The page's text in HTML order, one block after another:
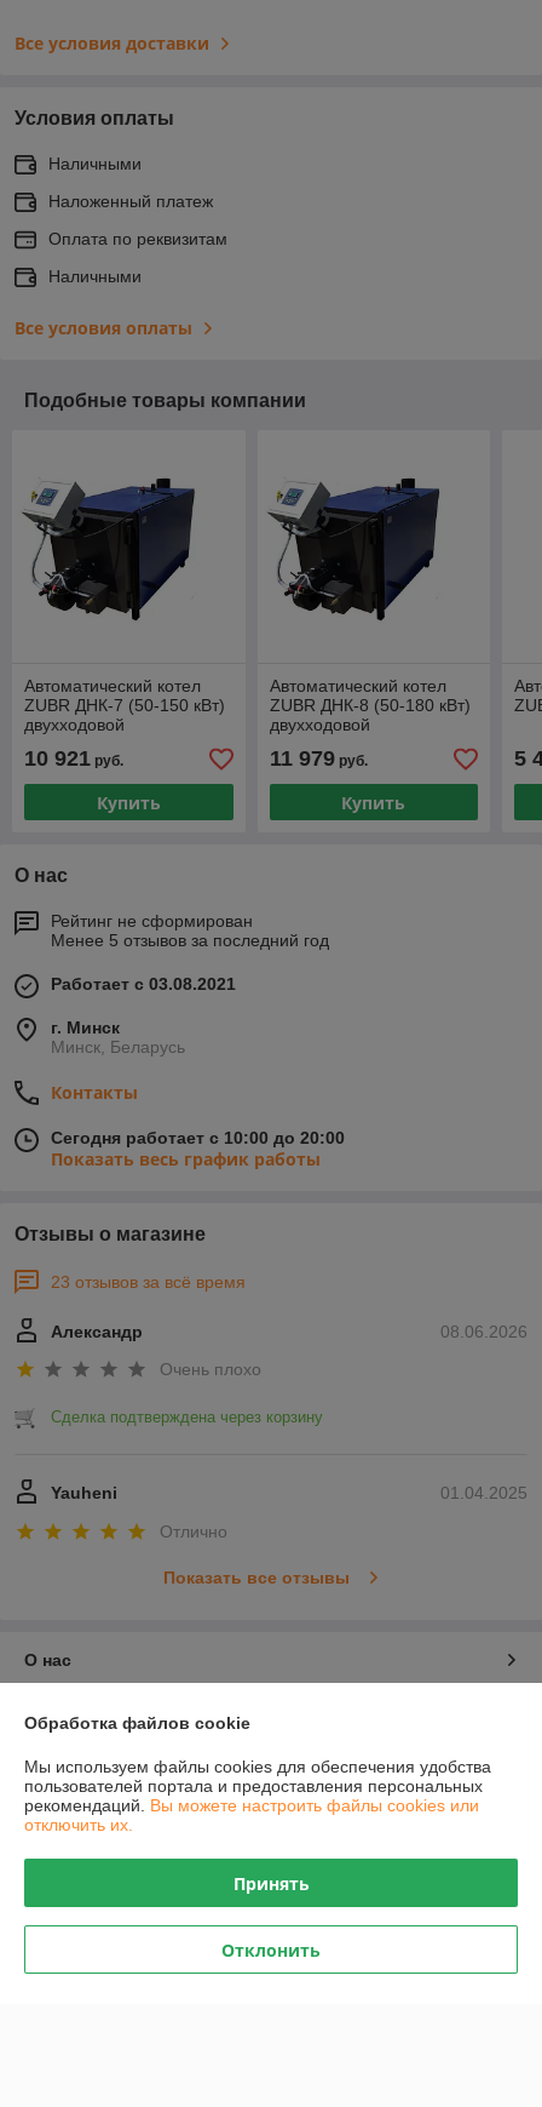
Все условия доставки
Условия оплаты
Наличными
Наложенный платеж
Оплата по реквизитам
Наличными
Все условия оплаты
Подобные товары компании
Автоматический котел
ZUBR ДНК-7 (50-150 кВт)
двухходовой
10 921 руб.
Купить
Автоматический котел
ZUBR ДНК-8 (50-180 кВт)
двухходовой
11 979руб.
Купить
5
О нас
Рейтинг не сформирован
Менее 5 отзывов за последний год
Работает с 03.08.2021
г. Минск
Минск, Беларусь
Контакты
Сегодня работает с 10:00 до 20:00
Показать весь график работы
Отзывы о магазине
23 отзывов за всё время
08.06.2026
Александр
Очень плохо
Сделка подтверждена через корзину
01.04.2025
Yauheni
Отлично
Показать все отзывы
О нас
Контакты
Доставка и оплата
График работы
Политика обработки cookies
Обработка файлов cookie
Мы используем файлы cookies для обеспечения удобства
пользователей портала и предоставления персональных
рекомендаций. Вы можете настроить файлы cookies или
отключить их.
Принять
Отклонить